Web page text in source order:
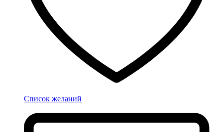
Список желаний